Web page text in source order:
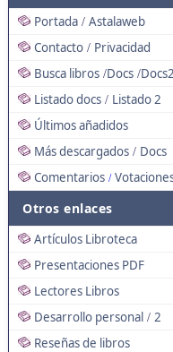
Portada / Astalaweb
Contacto / Privacidad
Busca libros /Docs /Docs2
Listado docs / Listado 2
Últimos añadidos
Más descargados / Docs
Comentarios /
Otros enlaces
Artículos Libroteca
Presentaciones PDF
Lectores Libros
Desarrollo personal / 2
Reseñas de libros